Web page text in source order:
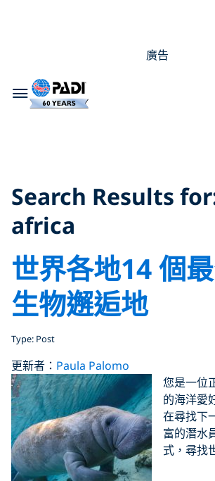
廣告
Toggle navigation
Search Results
africa
世界各地14 個
生物邂逅地
Type: Post
更新者： Paula Palomo
您是一位
的海洋愛
在尋找下
富的潛水
式，尋找